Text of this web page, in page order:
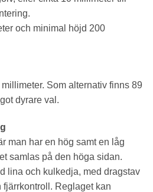
och minimal höjd 200
Som alternativ finns 89
dyrare val.
man har en hög samt en låg
samlas på den höga sidan.
lina och kulkedja, med dragstav
Reglaget kan